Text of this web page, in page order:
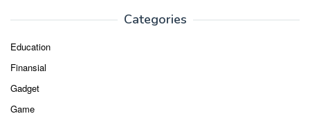
Categories
Education
Finansial
Gadget
Game